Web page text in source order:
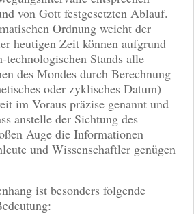
von Gott festgesetzten Ablauf.
Ordnung weicht der
heutigen Zeit können aufgrund
technologischen Stands alle
des Mondes durch Berechnung
oder zyklisches Datum)
im Voraus präzise genannt und
anstelle der Sichtung des
Auge die Informationen
und Wissenschaftler genügen
ist besonders folgende